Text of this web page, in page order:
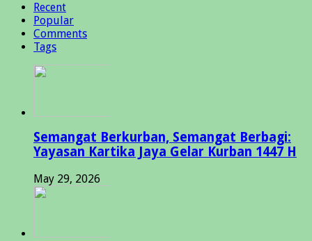
Recent
Popular
Comments
Tags
Semangat Berkurban, Semangat Berbagi:
Yayasan Kartika Jaya Gelar Kurban 1447 H
May 29, 2026